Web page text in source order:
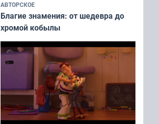
АВТОРСКОЕ
Благие знамения: от шедевра до
хромой кобылы